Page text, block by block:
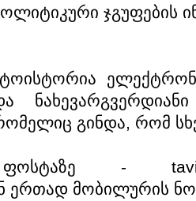
ჯგუფების
გინდა, რომ
-
ერთად მობილურის